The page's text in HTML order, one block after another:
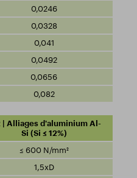
0,0246
0,0328
0,041
0,0492
0,0656
0,082
| Alliages d'aluminium Al-
Si (Si ≤ 12%)
≤ 600 N/mm²
1,5xD